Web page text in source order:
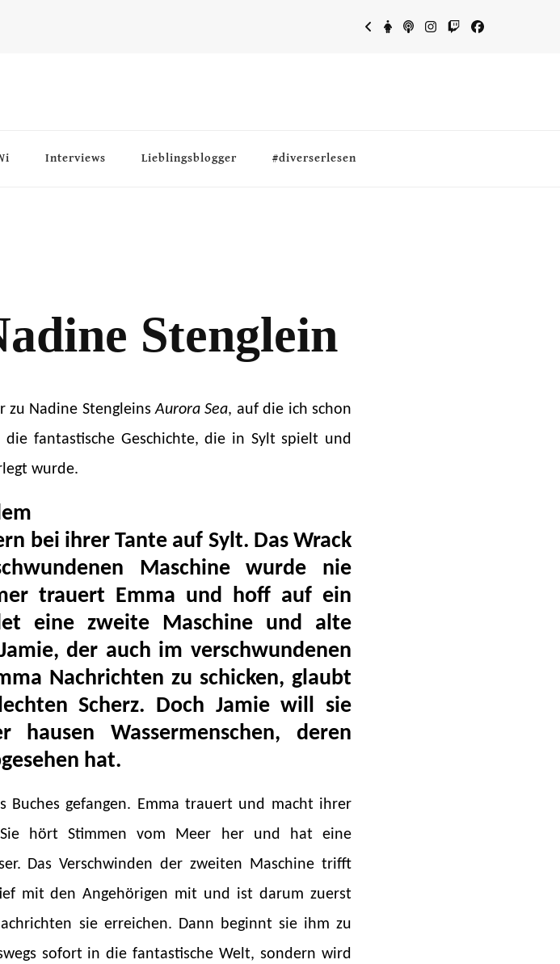
Interviews Lieblingsblogger #diverserlesen
Stenglein
zu Nadine StengleinsAurora Sea, auf die ich schon
fantastische Geschichte, die in Sylt spielt und
wurde.
bei ihrer Tante auf Sylt. Das Wrack
Maschine wurde nie
trauert Emma und hoff auf ein
eine zweite Maschine und alte
der auch im verschwundenen
Nachrichten zu schicken, glaubt
Scherz. Doch Jamie will sie
Wassermenschen, deren
hat.
Buches gefangen. Emma trauert und macht ihrer
hört Stimmen vom Meer her und hat eine
Das Verschwinden der zweiten Maschine trifft
mit den Angehörigen mit und ist darum zuerst
sie erreichen. Dann beginnt sie ihm zu
sofort in die fantastische Welt, sondern wird